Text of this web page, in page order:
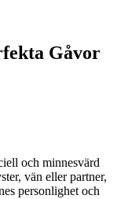
Gåvor
och minnesvärd
vän eller partner,
personlighet och